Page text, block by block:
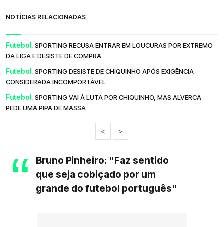
NOTÍCIAS RELACIONADAS
Futebol. SPORTING RECUSA ENTRAR EM LOUCURAS POR EXTREMO
DA LIGA E DESISTE DE COMPRA
Futebol. SPORTING DESISTE DE CHIQUINHO APÓS EXIGÊNCIA
CONSIDERADA INCOMPORTÁVEL
Futebol. SPORTING VAI À LUTA POR CHIQUINHO, MAS ALVERCA
PEDE UMA PIPA DE MASSA
< >
Bruno Pinheiro: "Faz sentido
que seja cobiçado por um
grande do futebol português"